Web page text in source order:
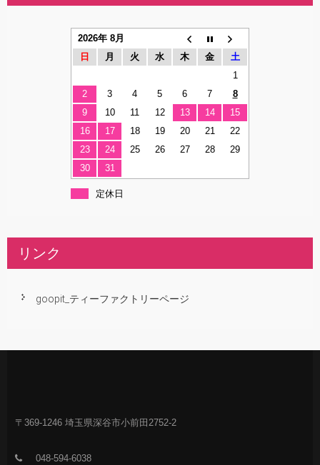
2026年 8月
日
月 火 水 木 金
土
1
2
3 4 5 6 7
8
9
10 11 12 13 14
15
16
17 18 19 20 21
22
23
24 25 26 27 28
29
30
31
定休日
リンク
goopit_ティーファクトリーページ
〒369-1246 埼玉県深谷市小前田2752-2
048-594-6038